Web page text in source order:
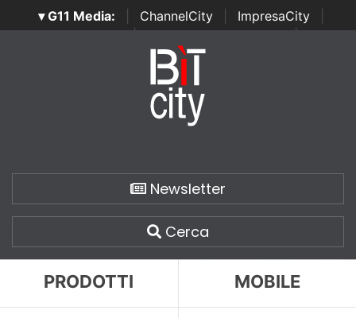
▾ G11 Media: ChannelCity ImpresaCity
SecurityOpenLab | Italian Channel Awards | Italian
Italian Security Awards
Newsletter
Cerca
PRODOTTI MOBILE